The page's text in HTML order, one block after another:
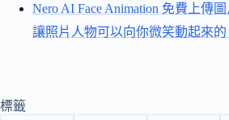
Nero AI Face Animation 免費上傳
讓照片人物可以向你微笑動起來的
標籤